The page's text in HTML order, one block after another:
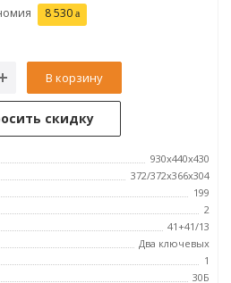
8 530
В корзину
скидку
930х440х430
372/372х366х304
199
2
41+41/13
Два ключевых
1
30Б